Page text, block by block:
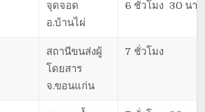
จุดจอด
อ.บ้านไผ่
6 ชั่วโมง 30 นาที
สถานีขนส่งผู้
โดยสาร
จ.ขอนแก่น
7 ชั่วโมง